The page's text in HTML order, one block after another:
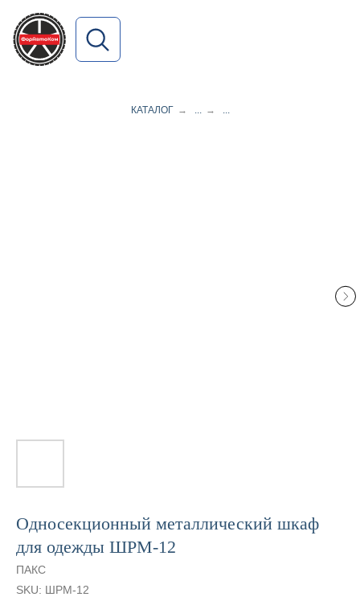
КАТАЛОГ → ... → ...
Односекционный металлический шкаф
для одежды ШРМ-12
ПАКС
SKU: ШРМ-12